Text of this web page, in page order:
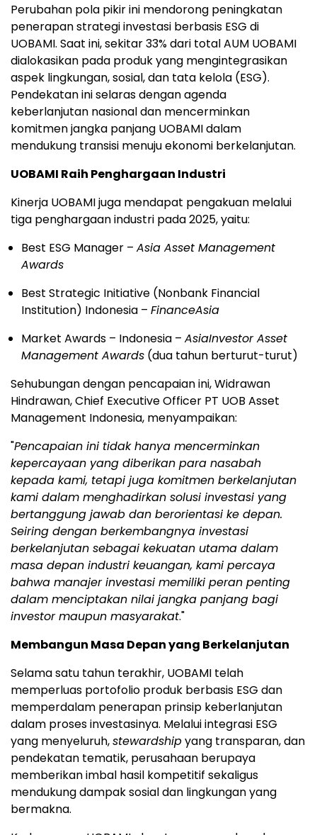
Perubahan pola pikir ini mendorong peningkatan
penerapan strategi investasi berbasis ESG di
UOBAMI. Saat ini, sekitar 33% dari total AUM UOBAMI
dialokasikan pada produk yang mengintegrasikan
aspek lingkungan, sosial, dan tata kelola (ESG).
Pendekatan ini selaras dengan agenda
keberlanjutan nasional dan mencerminkan
komitmen jangka panjang UOBAMI dalam
mendukung transisi menuju ekonomi berkelanjutan.
UOBAMI Raih Penghargaan Industri
Kinerja UOBAMI juga mendapat pengakuan melalui
tiga penghargaan industri pada 2025, yaitu:
Best ESG Manager – Asia Asset Management
Awards
Best Strategic Initiative (Nonbank Financial
Institution) Indonesia – FinanceAsia
Market Awards – Indonesia – AsiaInvestor Asset
Management Awards (dua tahun berturut-turut)
Sehubungan dengan pencapaian ini, Widrawan
Hindrawan, Chief Executive Officer PT UOB Asset
Management Indonesia, menyampaikan:
"Pencapaian ini tidak hanya mencerminkan
kepercayaan yang diberikan para nasabah
kepada kami, tetapi juga komitmen berkelanjutan
kami dalam menghadirkan solusi investasi yang
bertanggung jawab dan berorientasi ke depan.
Seiring dengan berkembangnya investasi
berkelanjutan sebagai kekuatan utama dalam
masa depan industri keuangan, kami percaya
bahwa manajer investasi memiliki peran penting
dalam menciptakan nilai jangka panjang bagi
investor maupun masyarakat."
Membangun Masa Depan yang Berkelanjutan
Selama satu tahun terakhir, UOBAMI telah
memperluas portofolio produk berbasis ESG dan
memperdalam penerapan prinsip keberlanjutan
dalam proses investasinya. Melalui integrasi ESG
yang menyeluruh,stewardshipyang transparan, dan
pendekatan tematik, perusahaan berupaya
memberikan imbal hasil kompetitif sekaligus
mendukung dampak sosial dan lingkungan yang
bermakna.